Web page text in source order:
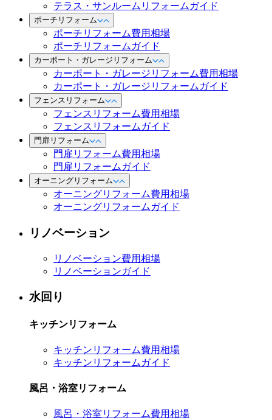
テラス・サンルームリフォームガイド
ポーチリフォーム
ポーチリフォーム費用相場
ポーチリフォームガイド
カーポート・ガレージリフォーム
カーポート・ガレージリフォーム費用相場
カーポート・ガレージリフォームガイド
フェンスリフォーム
フェンスリフォーム費用相場
フェンスリフォームガイド
門扉リフォーム
門扉リフォーム費用相場
門扉リフォームガイド
オーニングリフォーム
オーニングリフォーム費用相場
オーニングリフォームガイド
リノベーション
リノベーション費用相場
リノベーションガイド
水回り
キッチンリフォーム
キッチンリフォーム費用相場
キッチンリフォームガイド
風呂・浴室リフォーム
風呂・浴室リフォーム費用相場